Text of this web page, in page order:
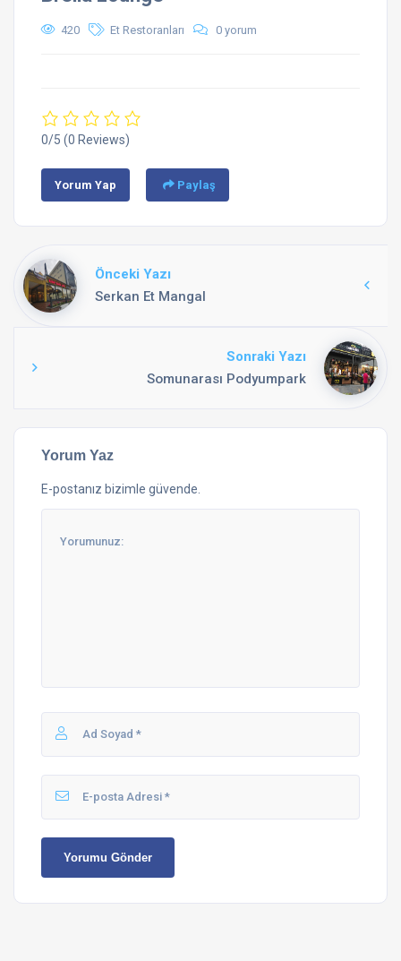
420 Et Restoranları 0 yorum
0/5 (0 Reviews)
Yorum Yap Paylaş
Önceki Yazı
Serkan Et Mangal
Sonraki Yazı
Somunarası Podyumpark
Yorum Yaz
E-postanız bizimle güvende.